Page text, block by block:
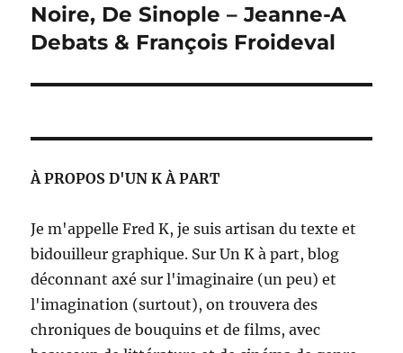
suivante :
Noire, De Sinople – Jeanne-A
Debats & François Froideval
À PROPOS D'UN K À PART
Je m'appelle Fred K, je suis artisan du texte et
bidouilleur graphique. Sur Un K à part, blog
déconnant axé sur l'imaginaire (un peu) et
l'imagination (surtout), on trouvera des
chroniques de bouquins et de films, avec